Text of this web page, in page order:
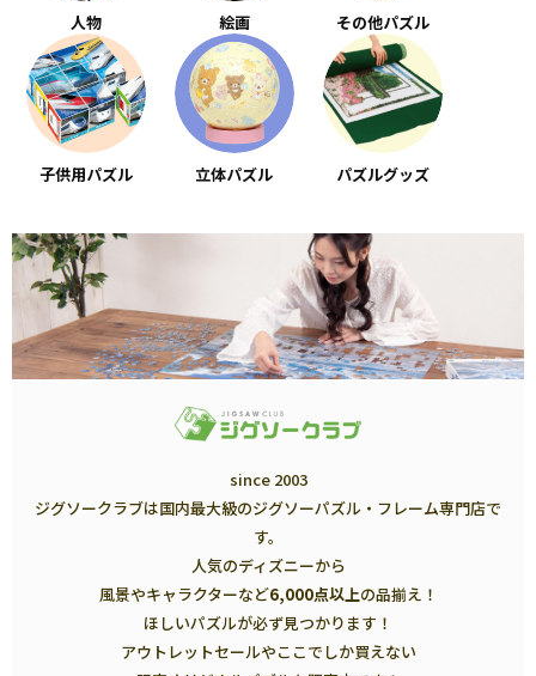
人物 絵画 その他パズル
子供用パズル 立体パズル パズルグッズ
since 2003
ジグソークラブは国内最大級のジグソーパズル・フレーム専門店で
す。
人気のディズニーから
風景やキャラクターなど6,000点以上の品揃え！
ほしいパズルが必ず見つかります！
アウトレットセールやここでしか買えない